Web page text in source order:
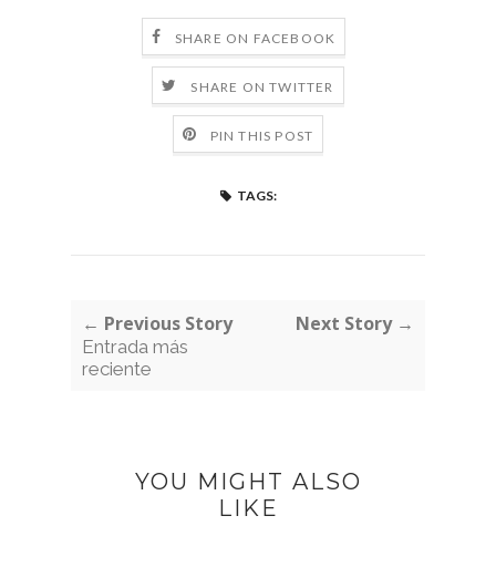
SHARE ON FACEBOOK
SHARE ON TWITTER
PIN THIS POST
TAGS:
← Previous Story
Entrada más
reciente
Next Story →
YOU MIGHT ALSO
LIKE